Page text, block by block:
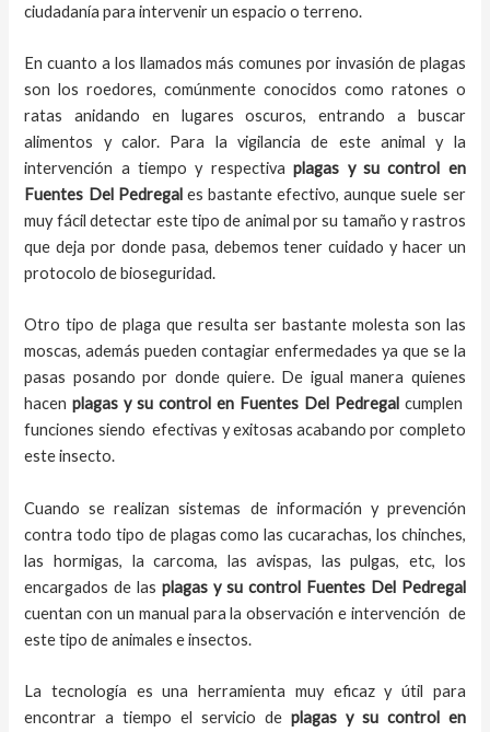
ciudadanía para intervenir un espacio o terreno.
En cuanto a los llamados más comunes por invasión de plagas
son los roedores, comúnmente conocidos como ratones o
ratas anidando en lugares oscuros, entrando a buscar
alimentos y calor. Para la vigilancia de este animal y la
intervención a tiempo y respectivaplagas y su control en
Fuentes Del Pedregales bastante efectivo, aunque suele ser
muy fácil detectar este tipo de animal por su tamaño y rastros
que deja por donde pasa, debemos tener cuidado y hacer un
protocolo de bioseguridad.
Otro tipo de plaga que resulta ser bastante molesta son las
moscas, además pueden contagiar enfermedades ya que se la
pasas posando por donde quiere. De igual manera quienes
hacenplagas y su control en Fuentes Del Pedregalcumplen
funciones siendo efectivas y exitosas acabando por completo
este insecto.
Cuando se realizan sistemas de información y prevención
contra todo tipo de plagas como las cucarachas, los chinches,
las hormigas, la carcoma, las avispas, las pulgas, etc, los
encargados de lasplagas y su control Fuentes Del Pedregal
cuentan con un manual para la observación e intervención de
este tipo de animales e insectos.
La tecnología es una herramienta muy eficaz y útil para
encontrar a tiempo el servicio de plagas y su control en